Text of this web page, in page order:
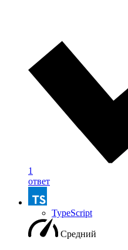
1
ответ
TypeScript
Средний